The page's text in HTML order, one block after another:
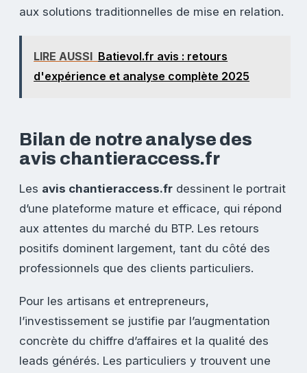
aux solutions traditionnelles de mise en relation.
LIRE AUSSI Batievol.fr avis : retours
d'expérience et analyse complète 2025
Bilan de notre analyse des
avis chantieraccess.fr
Les avis chantieraccess.fr dessinent le portrait
d’une plateforme mature et efficace, qui répond
aux attentes du marché du BTP. Les retours
positifs dominent largement, tant du côté des
professionnels que des clients particuliers.
Pour les artisans et entrepreneurs,
l’investissement se justifie par l’augmentation
concrète du chiffre d’affaires et la qualité des
leads générés. Les particuliers y trouvent une